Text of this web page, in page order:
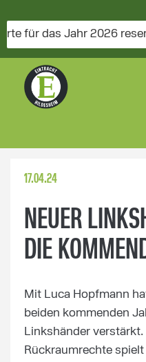
das Jahr 2026
17.04.24
NEUER
DIE
Mit Luca Hopfmann
beiden kommenden
Linkshänder
Rückraumrechte